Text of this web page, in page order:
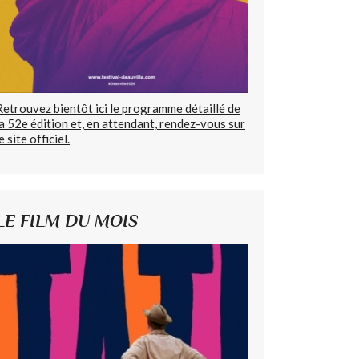
bientôt ici le programme détaillé de
52e édition et, en attendant, rendez-vous sur
site officiel.
FILM DU MOIS